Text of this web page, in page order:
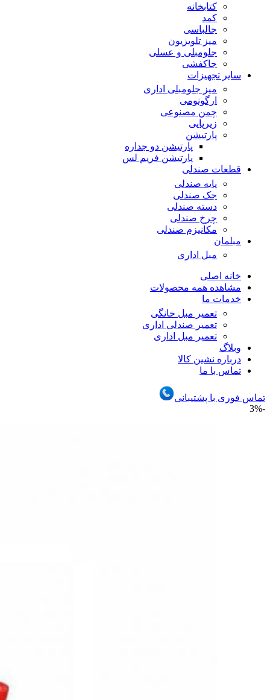
کتابخانه
کمد
جالباسی
میز تلویزیون
جلومبلی و عسلی
جاکفشی
سایر تجهیزات
میز جلومبلی اداری
ارگونومی
چمن مصنوعی
زیرپایی
پارتیشن
پارتیشن دو جداره
پارتیشن فریم لس
قطعات صندلی
پایه صندلی
جک صندلی
دسته صندلی
چرخ صندلی
مکانیزم صندلی
مبلمان
مبل اداری
خانه اصلی
مشاهده همه محصولات
خدمات ما
تعمیر مبل خانگی
تعمیر صندلی اداری
تعمیر مبل اداری
وبلاگ
درباره نشین کالا
تماس با ما
تماس فوری با پشتیبانی
-3%